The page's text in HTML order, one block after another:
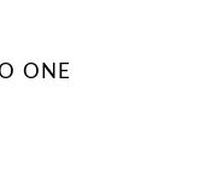
ONE